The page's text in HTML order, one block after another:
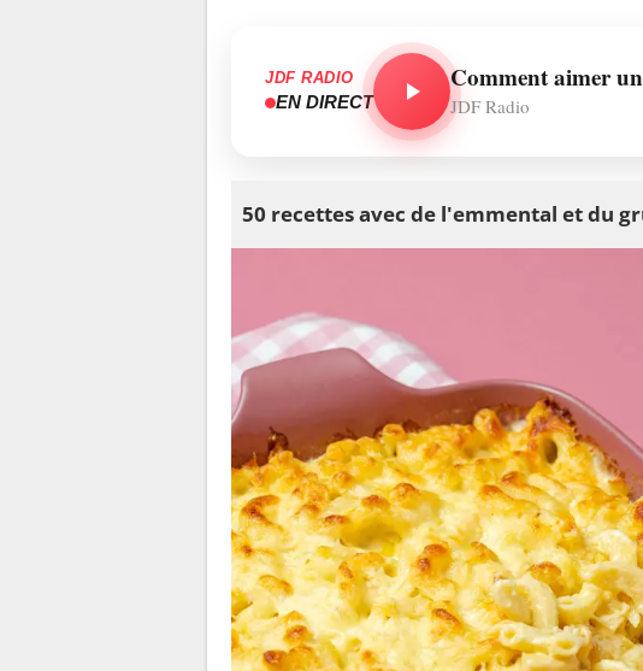
JDF RADIO
EN DIRECT
Comment aimer
JDF Radio
50 recettes avec de l'emmental et du